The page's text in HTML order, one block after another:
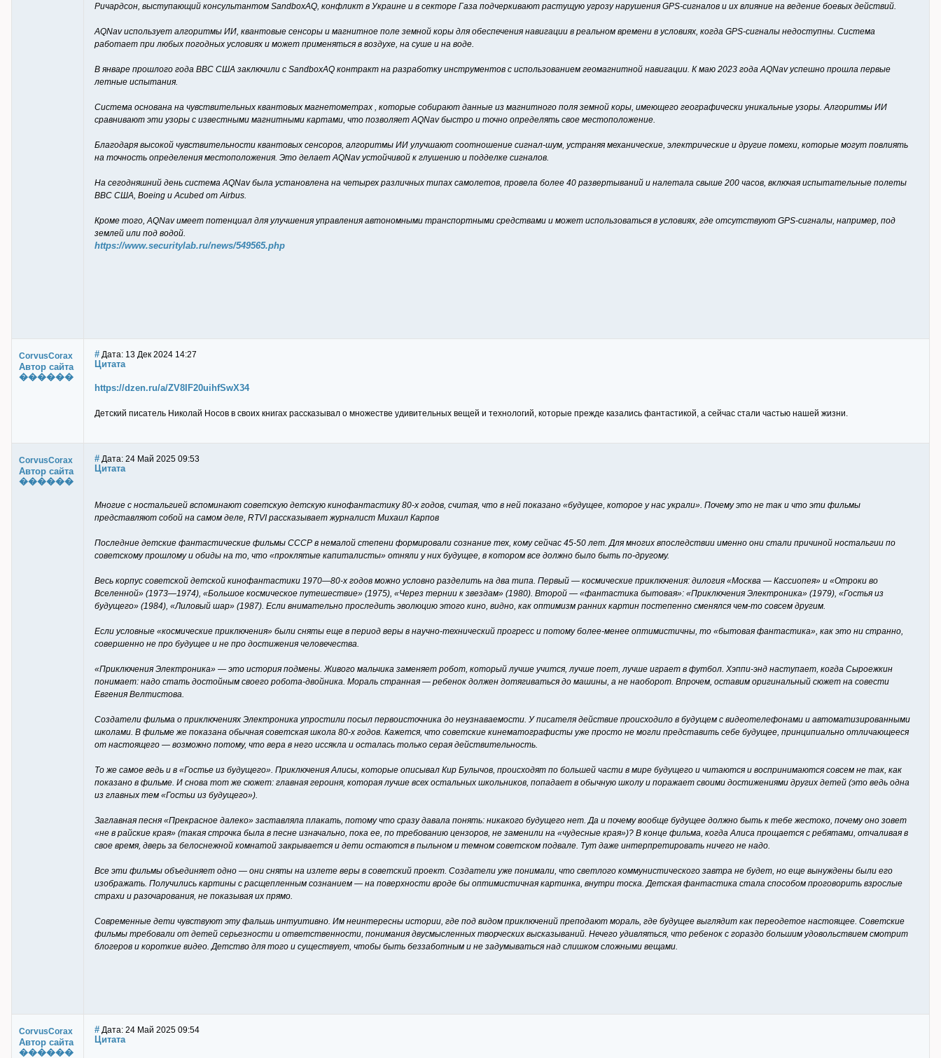
Ричардсон, выступающий консультантом SandboxAQ, конфликт в Украине и в секторе Газа подчеркивают растущую угрозу нарушения GPS-сигналов и их влияние на ведение боевых действий.
AQNav использует алгоритмы ИИ, квантовые сенсоры и магнитное поле земной коры для обеспечения навигации в реальном времени в условиях, когда GPS-сигналы недоступны. Система
работает при любых погодных условиях и может применяться в воздухе, на суше и на воде.
В январе прошлого года ВВС США заключили с SandboxAQ контракт на разработку инструментов с использованием геомагнитной навигации. К маю 2023 года AQNav успешно прошла первые
летные испытания.
Система основана на чувствительных квантовых магнетометрах , которые собирают данные из магнитного поля земной коры, имеющего географически уникальные узоры. Алгоритмы ИИ
сравнивают эти узоры с известными магнитными картами, что позволяет AQNav быстро и точно определять свое местоположение.
Благодаря высокой чувствительности квантовых сенсоров, алгоритмы ИИ улучшают соотношение сигнал-шум, устраняя механические, электрические и другие помехи, которые могут повлиять
на точность определения местоположения. Это делает AQNav устойчивой к глушению и подделке сигналов.
На сегодняшний день система AQNav была установлена на четырех различных типах самолетов, провела более 40 развертываний и налетала свыше 200 часов, включая испытательные полеты
ВВС США, Boeing и Acubed от Airbus.
Кроме того, AQNav имеет потенциал для улучшения управления автономными транспортными средствами и может использоваться в условиях, где отсутствуют GPS-сигналы, например, под
землей или под водой.
https://www.securitylab.ru/news/549565.php
CorvusCorax
Автор сайта
������
# Дата: 13 Дек 2024 14:27
Цитата
https://dzen.ru/a/ZV8IF20uihfSwX34
Детский писатель Николай Носов в своих книгах рассказывал о множестве удивительных вещей и технологий, которые прежде казались фантастикой, а сейчас стали частью нашей жизни.
CorvusCorax
Автор сайта
������
# Дата: 24 Май 2025 09:53
Цитата
Многие с ностальгией вспоминают советскую детскую кинофантастику 80-х годов, считая, что в ней показано «будущее, которое у нас украли». Почему это не так и что эти фильмы
представляют собой на самом деле, RTVI рассказывает журналист Михаил Карпов
Последние детские фантастические фильмы СССР в немалой степени формировали сознание тех, кому сейчас 45-50 лет. Для многих впоследствии именно они стали причиной ностальгии по
советскому прошлому и обиды на то, что «проклятые капиталисты» отняли у них будущее, в котором все должно было быть по-другому.
Весь корпус советской детской кинофантастики 1970—80-х годов можно условно разделить на два типа. Первый — космические приключения: дилогия «Москва — Кассиопея» и «Отроки во
Вселенной» (1973—1974), «Большое космическое путешествие» (1975), «Через тернии к звездам» (1980). Второй — «фантастика бытовая»: «Приключения Электроника» (1979), «Гостья из
будущего» (1984), «Лиловый шар» (1987). Если внимательно проследить эволюцию этого кино, видно, как оптимизм ранних картин постепенно сменялся чем-то совсем другим.
Если условные «космические приключения» были сняты еще в период веры в научно-технический прогресс и потому более-менее оптимистичны, то «бытовая фантастика», как это ни странно,
совершенно не про будущее и не про достижения человечества.
«Приключения Электроника» — это история подмены. Живого мальчика заменяет робот, который лучше учится, лучше поет, лучше играет в футбол. Хэппи-энд наступает, когда Сыроежкин
понимает: надо стать достойным своего робота-двойника. Мораль странная — ребенок должен дотягиваться до машины, а не наоборот. Впрочем, оставим оригинальный сюжет на совести
Евгения Велтистова.
Создатели фильма о приключениях Электроника упростили посыл первоисточника до неузнаваемости. У писателя действие происходило в будущем с видеотелефонами и автоматизированными
школами. В фильме же показана обычная советская школа 80-х годов. Кажется, что советские кинематографисты уже просто не могли представить себе будущее, принципиально отличающееся
от настоящего — возможно потому, что вера в него иссякла и осталась только серая действительность.
То же самое ведь и в «Гостье из будущего». Приключения Алисы, которые описывал Кир Булычов, происходят по большей части в мире будущего и читаются и воспринимаются совсем не так, как
показано в фильме. И снова тот же сюжет: главная героиня, которая лучше всех остальных школьников, попадает в обычную школу и поражает своими достижениями других детей (это ведь одна
из главных тем «Гостьи из будущего»).
Заглавная песня «Прекрасное далеко» заставляла плакать, потому что сразу давала понять: никакого будущего нет. Да и почему вообще будущее должно быть к тебе жестоко, почему оно зовет
«не в райские края» (такая строчка была в песне изначально, пока ее, по требованию цензоров, не заменили на «чудесные края»)? В конце фильма, когда Алиса прощается с ребятами, отчаливая в
свое время, дверь за белоснежной комнатой закрывается и дети остаются в пыльном и темном советском подвале. Тут даже интерпретировать ничего не надо.
Все эти фильмы объединяет одно — они сняты на излете веры в советский проект. Создатели уже понимали, что светлого коммунистического завтра не будет, но еще вынуждены были его
изображать. Получились картины с расщепленным сознанием — на поверхности вроде бы оптимистичная картинка, внутри тоска. Детская фантастика стала способом проговорить взрослые
страхи и разочарования, не показывая их прямо.
Современные дети чувствуют эту фальшь интуитивно. Им неинтересны истории, где под видом приключений преподают мораль, где будущее выглядит как переодетое настоящее. Советские
фильмы требовали от детей серьезности и ответственности, понимания двусмысленных творческих высказываний. Нечего удивляться, что ребенок с гораздо большим удовольствием смотрит
блогеров и короткие видео. Детство для того и существует, чтобы быть беззаботным и не задумываться над слишком сложными вещами.
CorvusCorax
Автор сайта
������
# Дата: 24 Май 2025 09:54
Цитата